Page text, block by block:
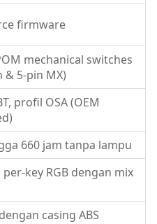
firmware
mechanical switches
& 5-pin MX)
profil OSA (OEM
660 jam tanpa lampu
per-key RGB dengan mix
casing ABS